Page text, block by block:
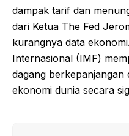
dampak tarif dan
dari Ketua The Fed
kurangnya data
Internasional (IMF)
dagang
ekonomi dunia secara